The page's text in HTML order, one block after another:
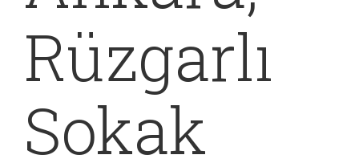
Rüzgarlı
Sokak